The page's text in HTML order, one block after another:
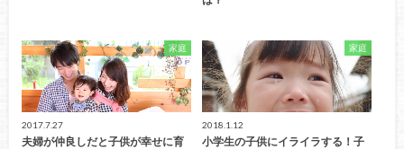
家庭
2017.7.27
夫婦が仲良しだと子供が幸せに育
家庭
2018.1.12
小学生の子供にイライラする！子